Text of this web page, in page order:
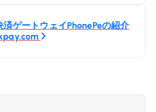
済ゲートウェイPhonePeの紹介